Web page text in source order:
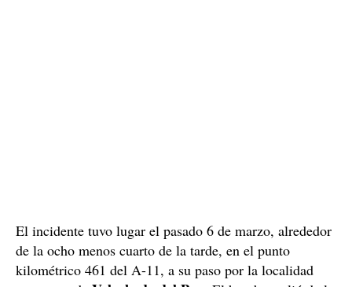
El incidente tuvo lugar el pasado 6 de marzo, alrededor
de la ocho menos cuarto de la tarde, en el punto
kilométrico 461 del A-11, a su paso por la localidad